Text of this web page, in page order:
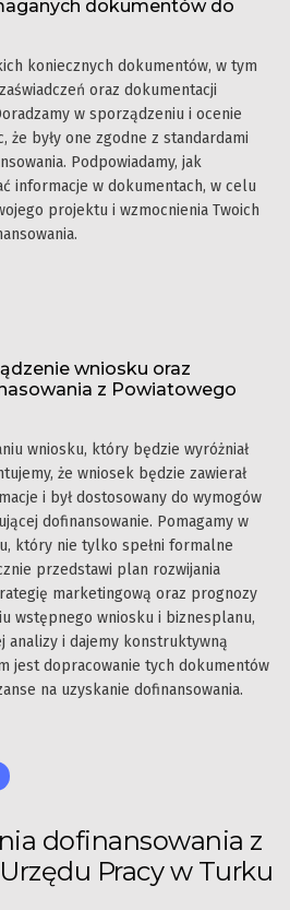
dokumentów do
koniecznych dokumentów, w tym
oraz dokumentacji
w sporządzeniu i ocenie
że były one zgodne z standardami
Podpowiadamy, jak
informacje w dokumentach, w celu
projektu i wzmocnienia Twoich
wniosku oraz
z Powiatowego
wniosku, który będzie wyróżniał
że wniosek będzie zawierał
i był dostosowany do wymogów
dofinansowanie. Pomagamy w
który nie tylko spełni formalne
przedstawi plan rozwijania
marketingową oraz prognozy
wstępnego wniosku i biznesplanu,
analizy i dajemy konstruktywną
jest dopracowanie tych dokumentów
na uzyskanie dofinansowania.
dofinansowania z
Pracy w Turku